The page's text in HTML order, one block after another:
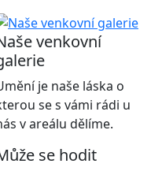
venkovní
je naše láska o
se s vámi rádi u
v areálu dělíme.
se hodit